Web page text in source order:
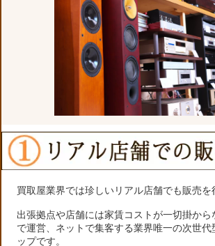
買取屋業界では珍しいリアル店舗でも販売を
出張拠点や店舗には家賃コストが一切掛か
で運営、ネットで集客する業界唯一の次世代
ップです。